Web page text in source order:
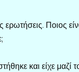
Ποιος
και είχε μαζί